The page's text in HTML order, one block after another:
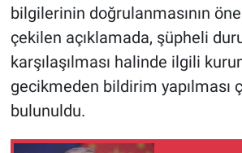
bilgilerinin doğrulanmasının
çekilen açıklamada, şüpheli
karşılaşılması halinde ilgili
gecikmeden bildirim yapılması
bulunuldu.